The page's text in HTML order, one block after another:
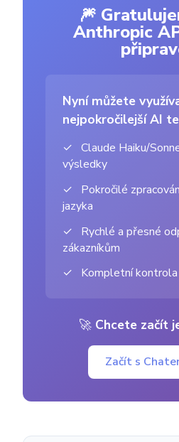
🎆
Anthropic
Nyní můžete
nejpokročilejší AI
✓ Claude Haiku/
výsledky
✓
Pokročilé
jazyka
✓
Rychlé a přesné
zákazníkům
✓
Kompletní
🚀 Chcete začít
Začít s